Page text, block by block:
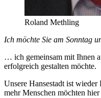
Roland Methling
Ich möchte Sie am Sonntag
… ich gemeinsam mit Ihnen
erfolgreich gestalten möchte.
Unsere Hansestadt ist
mehr Menschen möchten